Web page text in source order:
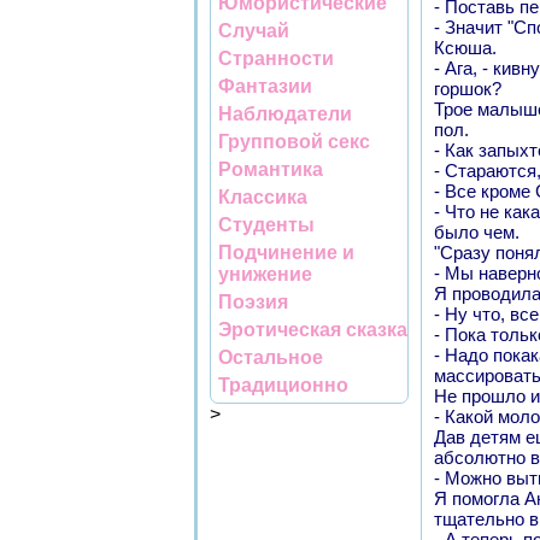
Случай
Странности
Фантазии
Наблюдатели
Групповой секс
Романтика
Классика
Студенты
Подчинение и
унижение
Поэзия
Эротическая сказка
Остальное
Традиционно
>
- Поставь
- Значит
Ксюша.
- Ага, -
горшок?
Трое
пол.
- Как
-
- Все кроме
- Что не
было чем.
"Сразу
- Мы
Я
- Ну что,
- Пока
- Надо
Не прошло и
- Какой
Дав детям
абсолютно
- Можно
Я помогла
тщательно